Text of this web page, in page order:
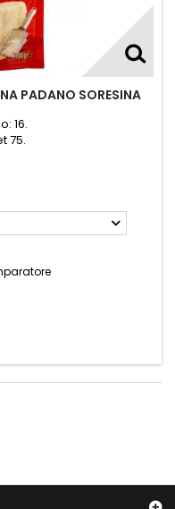
PADANO SORESINA
16.
75.